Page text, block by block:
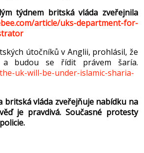
ým týdnem britská vláda zveřejnila
article/uks-department-for-
útočníků v Anglii, prohlásil, že
a budou se řídit právem šaría.
uk-will-be-under-islamic-sharia-
britská vláda zveřejňuje nabídku na
je pravdivá. Současné protesty